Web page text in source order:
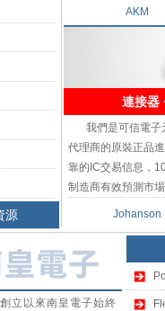
源
AKM
連接器
我們是可信電子
代理商的原裝正品
靠的IC交易信息，
制造商有效預測市
Johanson
立以來南皇電子始終